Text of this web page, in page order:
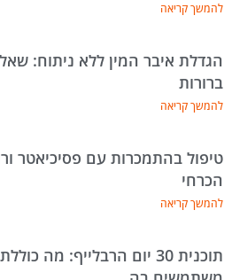
להמשך קריאה
הגדלת איבר המין ללא ניתוח:
ברורות
להמשך קריאה
טיפול בהתמכרות עם פסיכיאטר
הכרחי
להמשך קריאה
תוכנית 30 יום הרבלייף: מה